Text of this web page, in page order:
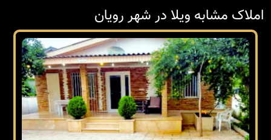
املاک مشابه ویلا در شهر رویان